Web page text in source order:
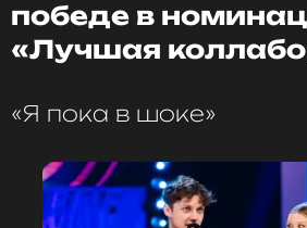
победе в
«Лучшая
«Я пока в шоке»